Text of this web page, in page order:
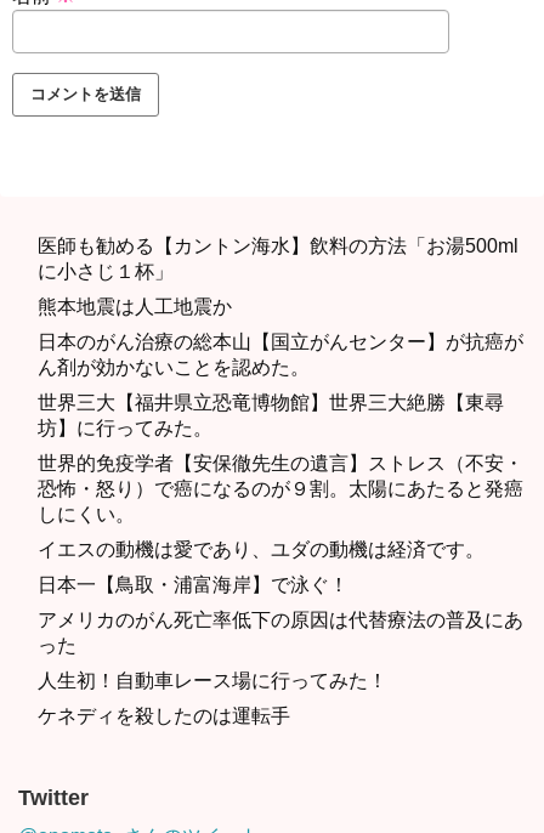
医師も勧める【カントン海水】飲料の方法「お湯500ml
に小さじ１杯」
熊本地震は人工地震か
日本のがん治療の総本山【国立がんセンター】が抗癌が
ん剤が効かないことを認めた。
世界三大【福井県立恐竜博物館】世界三大絶勝【東尋
坊】に行ってみた。
世界的免疫学者【安保徹先生の遺言】ストレス（不安・
恐怖・怒り）で癌になるのが９割。太陽にあたると発癌
しにくい。
イエスの動機は愛であり、ユダの動機は経済です。
日本一【鳥取・浦富海岸】で泳ぐ！
アメリカのがん死亡率低下の原因は代替療法の普及にあ
った
人生初！自動車レース場に行ってみた！
ケネディを殺したのは運転手
Twitter